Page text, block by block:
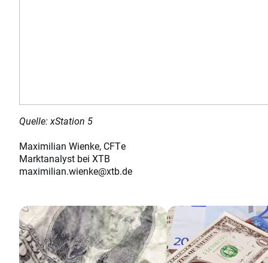
Quelle: xStation 5
Maximilian Wienke, CFTe
Marktanalyst bei XTB
maximilian.wienke@xtb.de